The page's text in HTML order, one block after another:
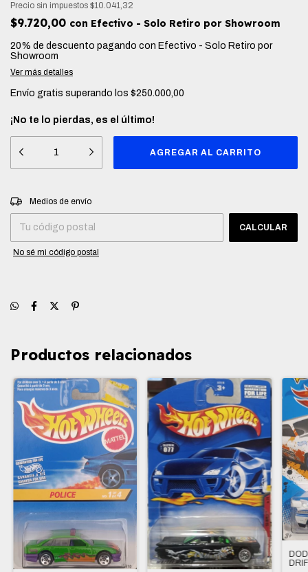
Precio sin impuestos $10.041,32
$9.720,00 con Efectivo - Solo Retiro por Showroom
20% de descuento pagando con Efectivo - Solo Retiro por
Showroom
Ver más detalles
Envío gratis superando los $250.000,00
¡No te lo pierdas, es el último!
Entregas para el CP:
Medios de envío
CALCULAR
No sé mi código postal
Productos relacionados